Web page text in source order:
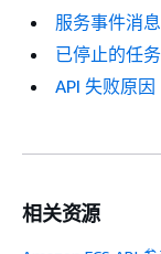
服务事件消息
已停止的任
API 失败原因
相关资源